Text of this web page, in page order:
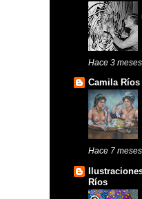
Hace 3 meses
Camila
Hace 7 meses
Ríos